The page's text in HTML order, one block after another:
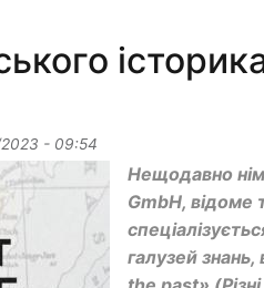
2023 - 09:54
Нещодавно
GmbH, відоме
галузей